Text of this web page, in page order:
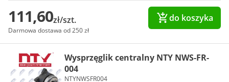
111,60zł/szt.
Darmowa dostawa od 250 zł
do koszyka
Wysprzęglik centralny NTY NWS-FR-
004
NTYNWSFR004